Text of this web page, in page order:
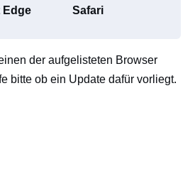
Edge Safari
der aufgelisteten Browser
bitte ob ein Update dafür vorliegt.